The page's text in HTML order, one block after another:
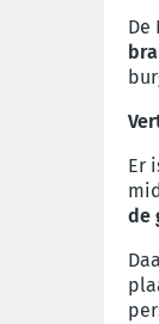
De
Er
de